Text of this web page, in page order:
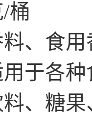
桶
、食
于各
、糖